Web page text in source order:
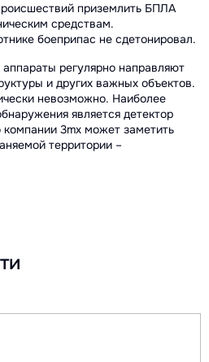
приземлить БПЛА
средствам.
боеприпас не сдетонировал.
регулярно направляют
и других важных объектов.
невозможно. Наиболее
является детектор
компании 3mx может заметить
территории –